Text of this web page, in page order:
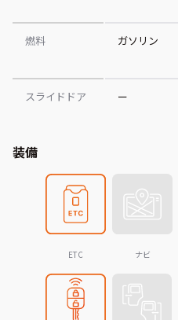
燃料 ガソリン
スライドドア ー
装備
ETC ナビ